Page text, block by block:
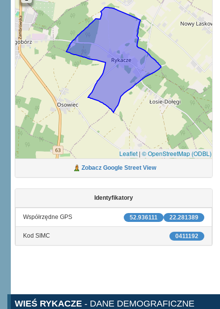
Leaflet | © OpenStreetMap (ODBL)
Zobacz Google Street View
Identyfikatory
22.281389
52.936111
Współrzędne GPS
0411192
Kod SIMC
WIEŚ RYKACZE - DANE DEMOGRAFICZNE